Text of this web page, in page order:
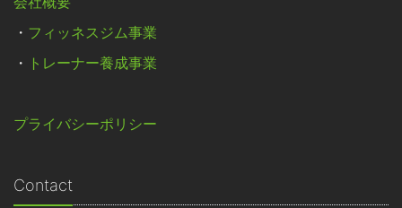
・ フィッネスジム事業
・ トレーナー養成事業
プライバシーポリシー
Contact